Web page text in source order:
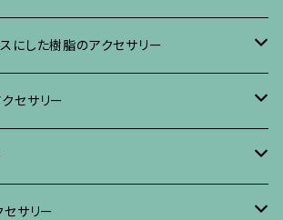
ト
、その他
にした樹脂のアクセサリー
ト
セサリー
セサリー